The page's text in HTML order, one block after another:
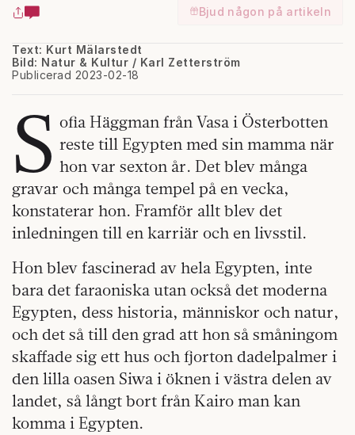
Bjud någon på artikeln
Text: Kurt Mälarstedt
Publicerad 2023-02-18
Bild: Natur & Kultur / Karl Zetterström
S ofia Häggman från Vasa i Österbotten
reste till Egypten med sin mamma när
hon var sexton år. Det blev många
gravar och många tempel på en vecka,
konstaterar hon. Framför allt blev det
inledningen till en karriär och en livsstil.
Hon blev fascinerad av hela Egypten, inte
bara det faraoniska utan också det moderna
Egypten, dess historia, människor och natur,
och det så till den grad att hon så småningom
skaffade sig ett hus och fjorton dadelpalmer i
den lilla oasen Siwa i öknen i västra delen av
landet, så långt bort från Kairo man kan
komma i Egypten.